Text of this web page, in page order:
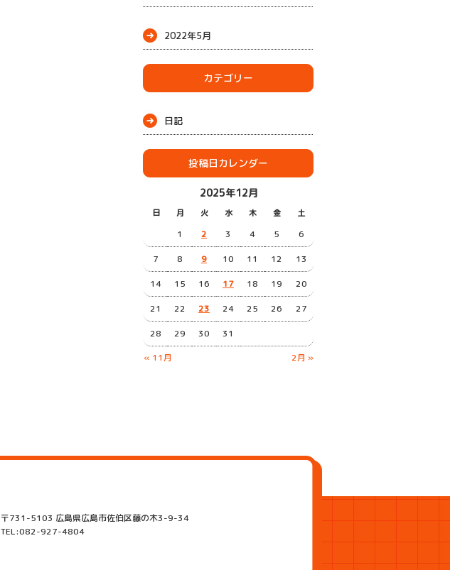
2022年5月
カテゴリー
日記
投稿日カレンダー
2025年12月
日 月 火 水 木 金 土
« 11月 2月 »
1 2 3 4 5 6
7 8 9 10 11 12 13
14 15 16 17 18 19 20
21 22 23 24 25 26 27
28 29 30 31
〒731-5103 広島県広島市佐伯区藤の木3-9-34
TEL:082-927-4804